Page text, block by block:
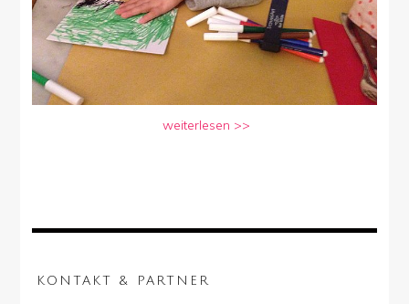
weiterlesen >>
KONTAKT & PARTNER